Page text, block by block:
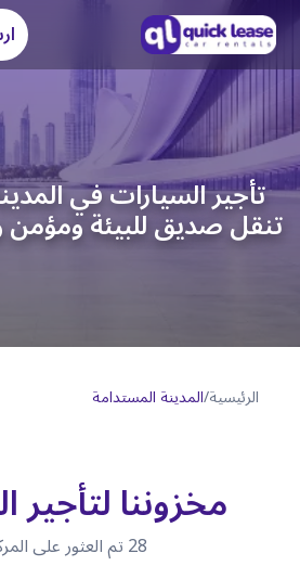
تأجير السيارات في
تنقل صديق للبيئة
الرئيسية/المدينة المستدامة
مخزوننا لتأجير
28تم العثور على